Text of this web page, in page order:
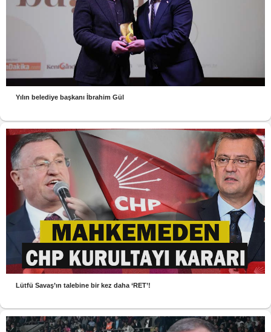
Yılın belediye başkanı İbrahim Gül
Lütfü Savaş’ın talebine bir kez daha ‘RET’!